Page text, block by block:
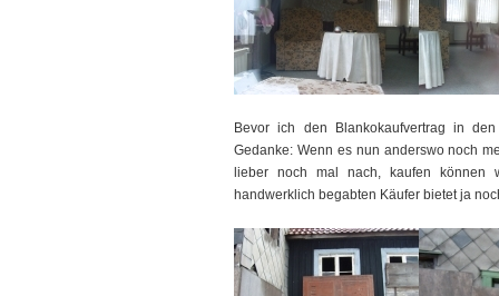
Bevor ich den Blankokaufvertrag in
Gedanke: Wenn es nun anderswo noch
lieber noch mal nach, kaufen können
handwerklich begabten Käufer bietet ja